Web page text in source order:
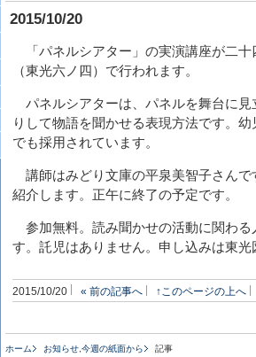
2015/10/20
「パネルシアター」の実演講座が二
（東光六ノ四）で行われます。
パネルシアターは、パネルを舞台に見
りして物語を聞かせる表現方法です。
でも採用されています。
講師はみどり文庫の平泉美智子さんで
紹介します。正午に終了の予定です。
参加無料。読み聞かせの活動に関わる
す。託児はありません。申し込みは東
2015/10/20 « 前の記事へ ↑このページの上へ
ホーム お知らせ 今週の紙面から 記事